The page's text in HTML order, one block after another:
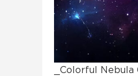
_Colorful Nebula